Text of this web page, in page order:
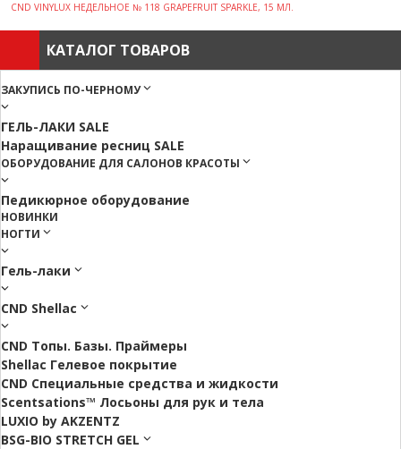
CND VINYLUX НЕДЕЛЬНОЕ № 118 GRAPEFRUIT SPARKLE, 15 МЛ.
КАТАЛОГ ТОВАРОВ
ЗАКУПИСЬ ПО-ЧЕРНОМУ
ГЕЛЬ-ЛАКИ SALE
Наращивание ресниц SALE
ОБОРУДОВАНИЕ ДЛЯ САЛОНОВ КРАСОТЫ
Педикюрное оборудование
НОВИНКИ
НОГТИ
Гель-лаки
CND Shellac
CND Топы. Базы. Праймеры
Shellac Гелевое покрытие
CND Специальные средства и жидкости
Scentsations™ Лосьоны для рук и тела
LUXIO by AKZENTZ
BSG-BIO STRETCH GEL